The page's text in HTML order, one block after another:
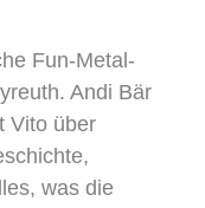
Fun-Metal-
Andi Bär
Vito über
was die